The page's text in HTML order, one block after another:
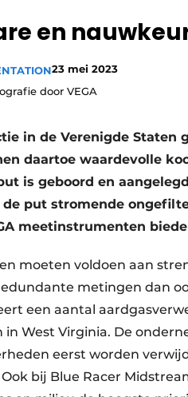
en
23 mei 2023
door VEGA
in de Verenigde Staten
daartoe waardevolle
is geboord en
put stromende
meetinstrumenten
moeten voldoen aan
metingen dan
een aantal
in West Virginia. De
eerst worden
bij Blue Racer